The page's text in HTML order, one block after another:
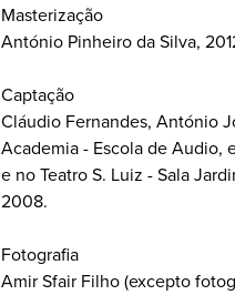
Masterização
António Pinheiro da Silva,
Captação
Cláudio Fernandes, António
Academia - Escola de Audio,
e no Teatro S. Luiz - Sala
2008.
Fotografia
Amir Sfair Filho (excepto